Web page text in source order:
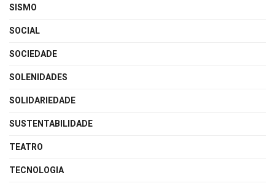
SISMO
SOCIAL
SOCIEDADE
SOLENIDADES
SOLIDARIEDADE
SUSTENTABILIDADE
TEATRO
TECNOLOGIA